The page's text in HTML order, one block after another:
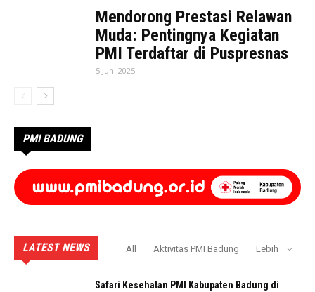
Mendorong Prestasi Relawan
Muda: Pentingnya Kegiatan
PMI Terdaftar di Puspresnas
5 Juni 2025
PMI BADUNG
LATEST NEWS All Aktivitas PMI Badung Lebih
Safari Kesehatan PMI Kabupaten Badung di